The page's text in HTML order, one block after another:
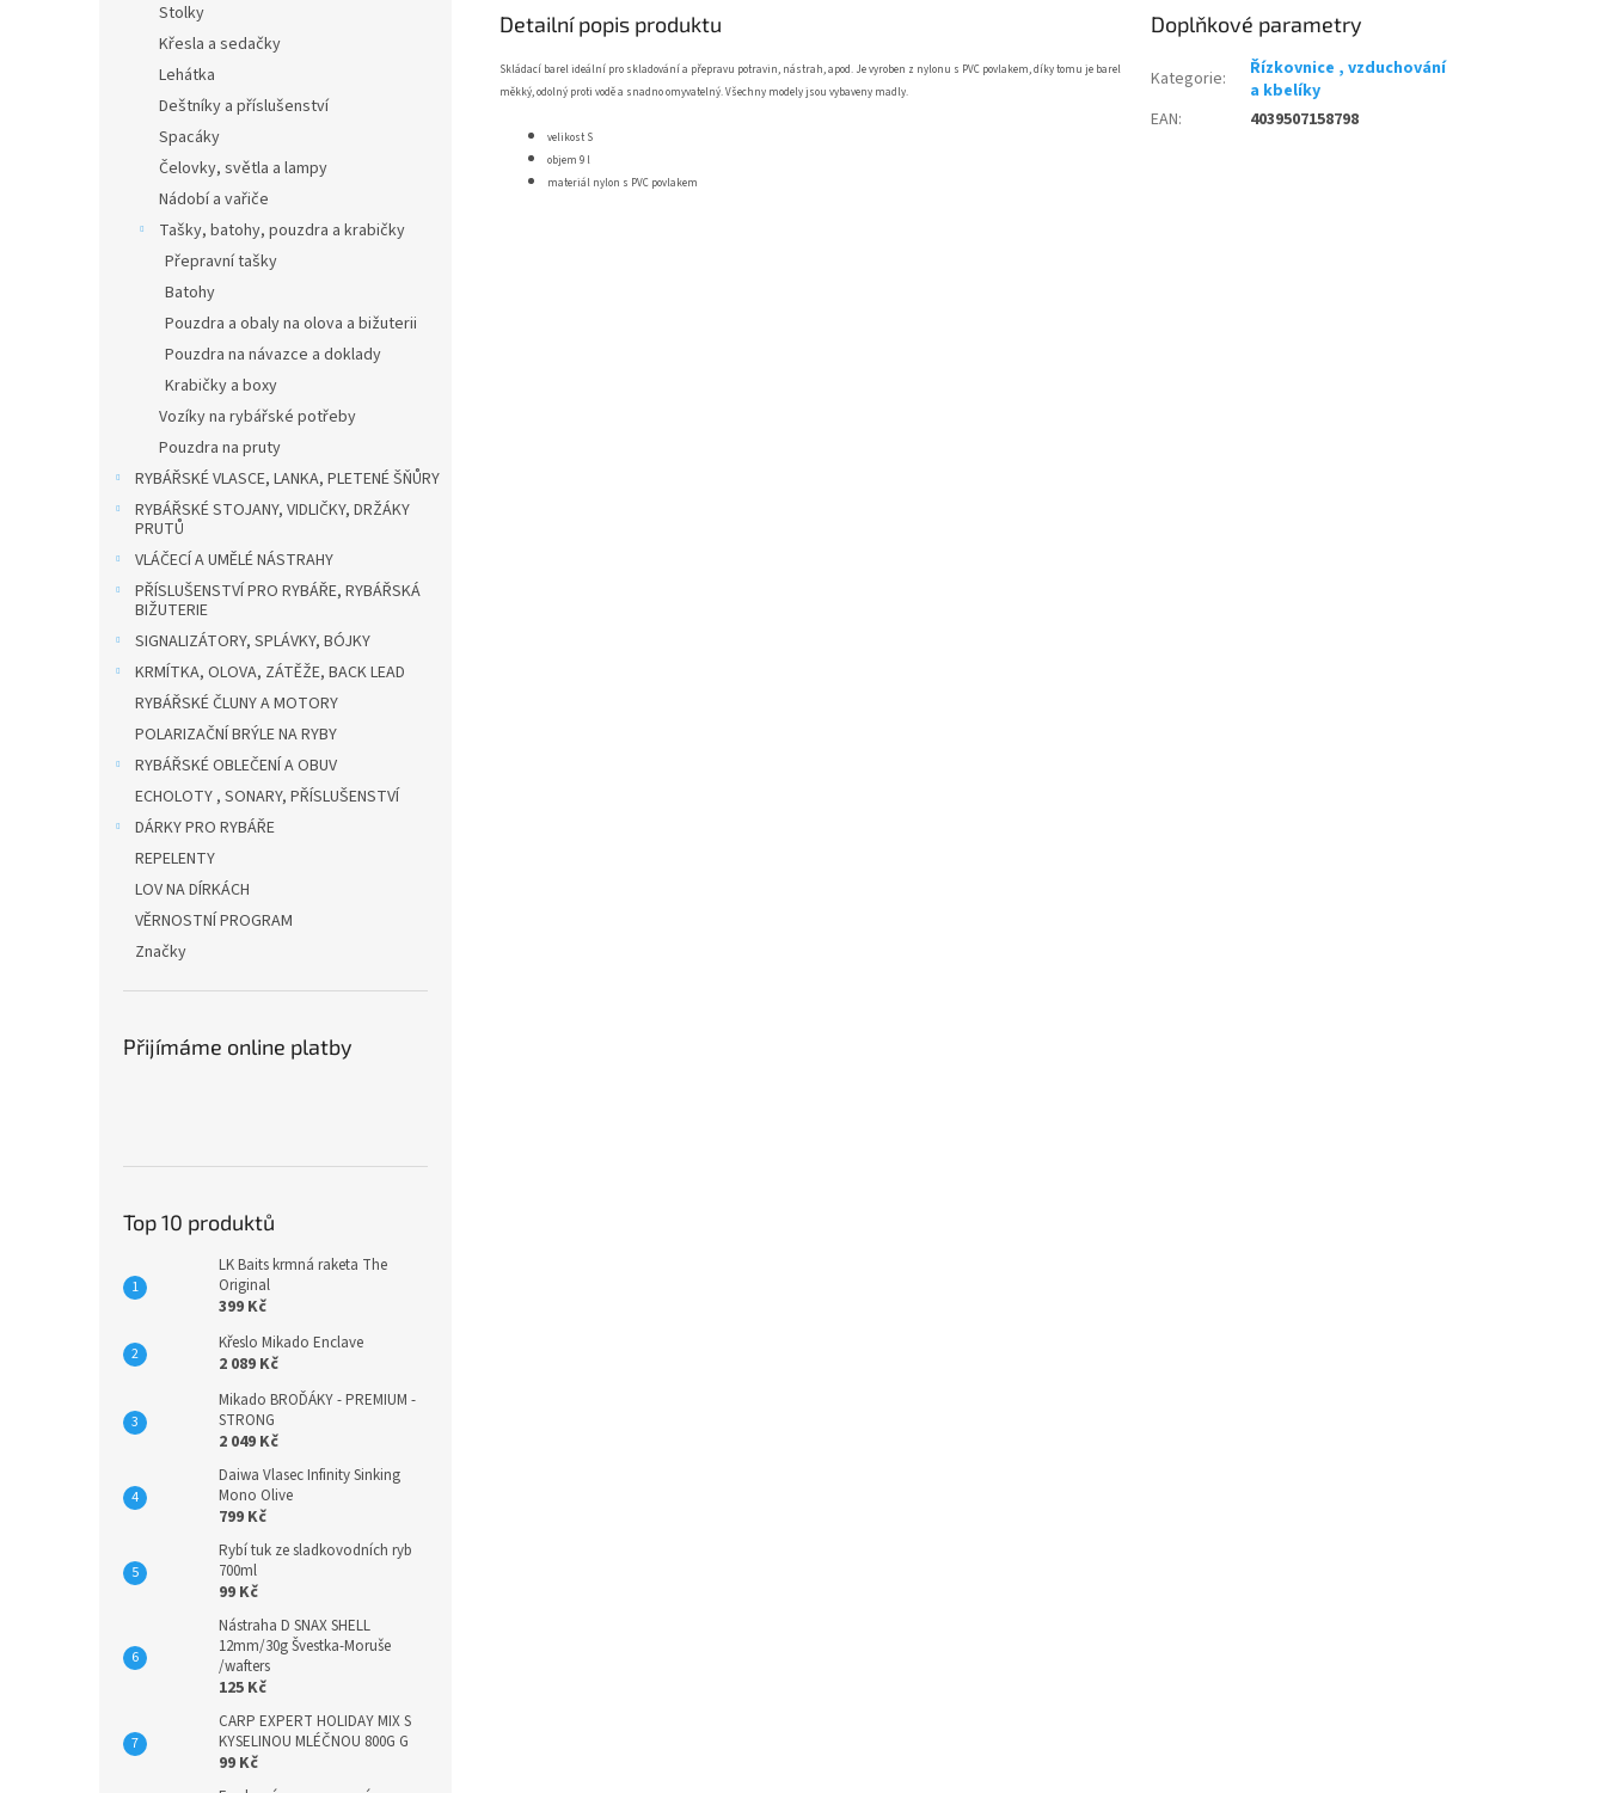
Stolky
Křesla a sedačky
Lehátka
Deštníky a příslušenství
Spacáky
Čelovky, světla a lampy
Nádobí a vařiče
Tašky, batohy, pouzdra a krabičky
Přepravní tašky
Batohy
Pouzdra a obaly na olova a bižuterii
Pouzdra na návazce a doklady
Krabičky a boxy
Vozíky na rybářské potřeby
Pouzdra na pruty
RYBÁŘSKÉ VLASCE, LANKA, PLETENÉ ŠŇŮRY
RYBÁŘSKÉ STOJANY, VIDLIČKY, DRŽÁKY
PRUTŮ
VLÁČECÍ A UMĚLÉ NÁSTRAHY
PŘÍSLUŠENSTVÍ PRO RYBÁŘE, RYBÁŘSKÁ
BIŽUTERIE
SIGNALIZÁTORY, SPLÁVKY, BÓJKY
KRMÍTKA, OLOVA, ZÁTĚŽE, BACK LEAD
RYBÁŘSKÉ ČLUNY A MOTORY
POLARIZAČNÍ BRÝLE NA RYBY
RYBÁŘSKÉ OBLEČENÍ A OBUV
ECHOLOTY , SONARY, PŘÍSLUŠENSTVÍ
DÁRKY PRO RYBÁŘE
REPELENTY
LOV NA DÍRKÁCH
VĚRNOSTNÍ PROGRAM
Značky
Přijímáme online platby
Top 10 produktů
LK Baits krmná raketa The
Original
399 Kč
Křeslo Mikado Enclave
2 089 Kč
Mikado BROĎÁKY - PREMIUM -
STRONG
2 049 Kč
Daiwa Vlasec Infinity Sinking
Mono Olive
799 Kč
Rybí tuk ze sladkovodních ryb
700ml
99 Kč
Nástraha D SNAX SHELL
12mm/30g Švestka-Moruše
/wafters
125 Kč
CARP EXPERT HOLIDAY MIX S
KYSELINOU MLÉČNOU 800G G
99 Kč
Detailní popis produktu
Skládací barel ideální pro skladování a přepravu potravin, nástrah, apod. Je vyroben z nylonu s PVC povlakem, díky tomu je barel
měkký, odolný proti vodě a snadno omyvatelný. Všechny modely jsou vybaveny madly.
velikost S
objem 9 l
materiál nylon s PVC povlakem
Doplňkové parametry
Kategorie:
Řízkovnice , vzduchování
a kbelíky
EAN: 4039507158798